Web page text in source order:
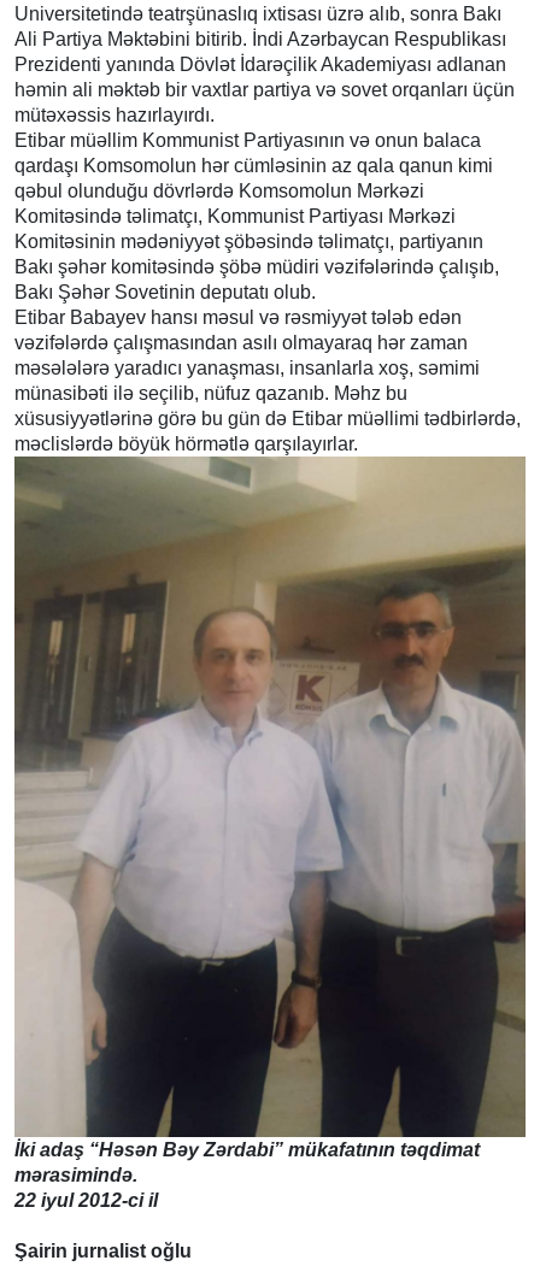
Universitetində teatrşünaslıq ixtisası üzrə alıb, sonra Bakı
Ali Partiya Məktəbini bitirib. İndi Azərbaycan Respublikası
Prezidenti yanında Dövlət İdarəçilik Akademiyası adlanan
həmin ali məktəb bir vaxtlar partiya və sovet orqanları üçün
mütəxəssis hazırlayırdı.
Etibar müəllim Kommunist Partiyasının və onun balaca
qardaşı Komsomolun hər cümləsinin az qala qanun kimi
qəbul olunduğu dövrlərdə Komsomolun Mərkəzi
Komitəsində təlimatçı, Kommunist Partiyası Mərkəzi
Komitəsinin mədəniyyət şöbəsində təlimatçı, partiyanın
Bakı şəhər komitəsində şöbə müdiri vəzifələrində çalışıb,
Bakı Şəhər Sovetinin deputatı olub.
Etibar Babayev hansı məsul və rəsmiyyət tələb edən
vəzifələrdə çalışmasından asılı olmayaraq hər zaman
məsələlərə yaradıcı yanaşması, insanlarla xoş, səmimi
münasibəti ilə seçilib, nüfuz qazanıb. Məhz bu
xüsusiyyətlərinə görə bu gün də Etibar müəllimi tədbirlərdə,
məclislərdə böyük hörmətlə qarşılayırlar.
İki adaş “Həsən Bəy Zərdabi” mükafatının təqdimat
mərasimində.
22 iyul 2012-ci il
Şairin jurnalist oğlu